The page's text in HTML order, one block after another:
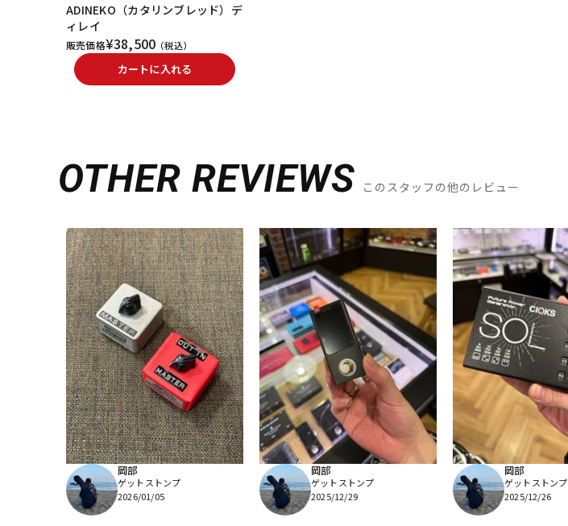
ADINEKO（カタリンブレッド）デ
ィレイ
販売価格¥38,500 （税込）
カートに入れる
OTHER REVIEWS このスタッフの他のレビュー
岡部
ゲットストンプ
2026/01/05
岡部
ゲットストンプ
2025/12/29
岡部
ゲットストンプ
2025/12/26